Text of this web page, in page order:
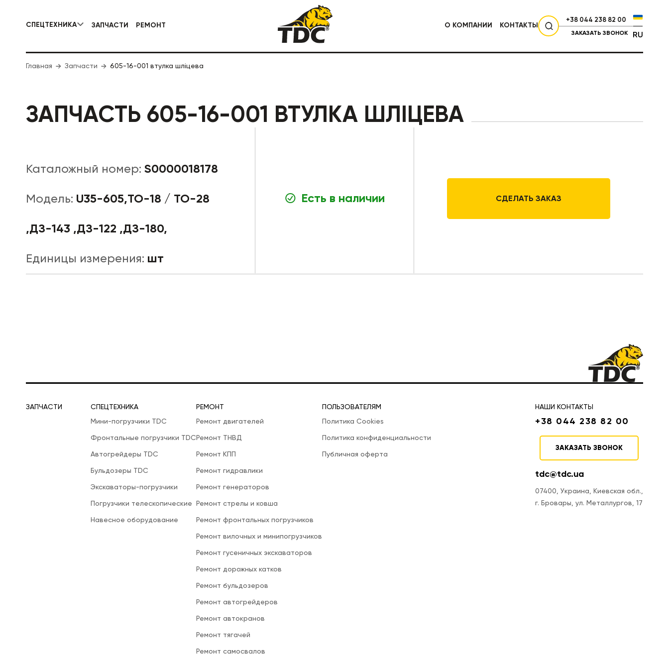
СПЕЦТЕХНИКА
КОММУНАЛЬНАЯ СПЕЦТЕХНИКА ДОРОЖНАЯ СПЕЦТЕХНИКА
ЗАПЧАСТИ РЕМОНТ О КОМПАНИИ КОНТАКТЫ
+38 044 238 82 00
ЗАКАЗАТЬ ЗВОНОК RU
Главная Запчасти 605-16-001 втулка шліцева
ЗАПЧАСТЬ 605-16-001 ВТУЛКА ШЛІЦЕВА
Каталожный номер: S0000018178
Модель: U35-605,ТО-18 / ТО-28
,ДЗ-143 ,ДЗ-122 ,ДЗ-180,
Единицы измерения: шт
Есть в наличии СДЕЛАТЬ ЗАКАЗ
ЗАПЧАСТИ
СПЕЦТЕХНИКА
Мини-погрузчики TDC
Фронтальные погрузчики TDC
Автогрейдеры TDC
Бульдозеры TDC
Экскаваторы-погрузчики
Погрузчики телескопические
Навесное оборудование
РЕМОНТ
Ремонт двигателей
Ремонт ТНВД
Ремонт КПП
Ремонт гидравлики
Ремонт генераторов
Ремонт стрелы и ковша
Ремонт фронтальных погрузчиков
Ремонт вилочных и минипогрузчиков
Ремонт гусеничных экскаваторов
Ремонт дорожных катков
Ремонт бульдозеров
Ремонт автогрейдеров
Ремонт автокранов
Ремонт тягачей
Ремонт самосвалов
ПОЛЬЗОВАТЕЛЯМ
Политика Cookies
Политика конфиденциальности
Публичная оферта
НАШИ КОНТАКТЫ
+38 044 238 82 00
ЗАКАЗАТЬ ЗВОНОК
tdc@tdc.ua
07400, Украина, Киевская обл.,
г. Бровары, ул. Металлургов, 17